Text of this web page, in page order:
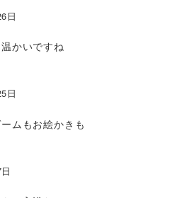
日
かいですね
日
ムもお絵かきも